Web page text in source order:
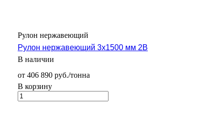
Рулон нержавеющий
Рулон нержавеющий 3х1500 мм 2В
В наличии
от 406 890 руб./тонна
В корзину